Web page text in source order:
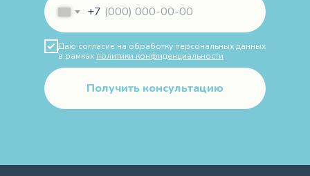
+7
Даю согласие на обработку персональных данных
в рамках политики конфиденциальности
Получить консультацию